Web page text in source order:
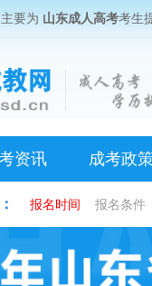
主要为 山东成人高考考生
资讯 成考政
报名时间 报名条件